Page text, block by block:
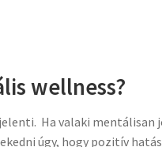
wellness?
Ha valaki mentálisan
úgy, hogy pozitív